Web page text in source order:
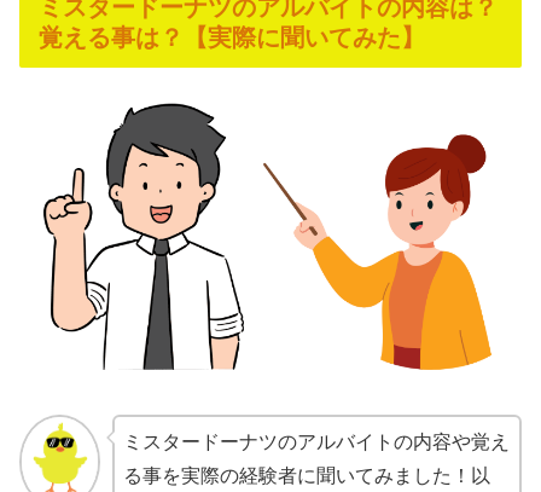
ミスタードーナツのアルバイトの内容は？
覚える事は？【実際に聞いてみた】
ミスタードーナツのアルバイトの内容や覚え
る事を実際の経験者に聞いてみました！以